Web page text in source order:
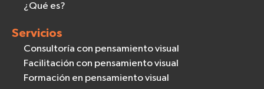
¿Qué es?
Servicios
Consultoría con pensamiento visual
Facilitación con pensamiento visual
Formación en pensamiento visual